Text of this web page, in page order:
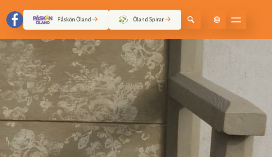
Påskön Öland Öland Spirar